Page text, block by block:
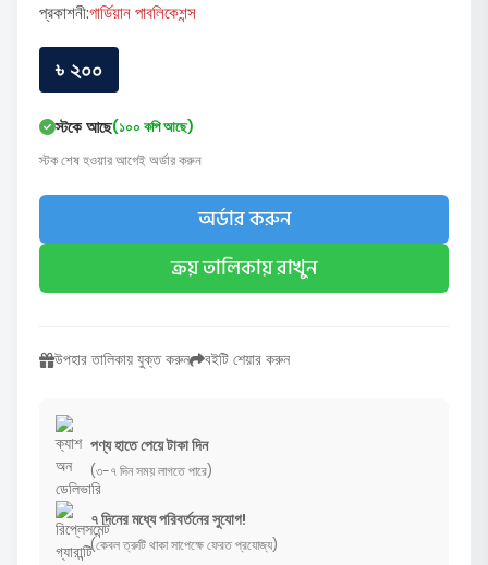
প্রকাশনী:গার্ডিয়ান পাবলিকেশন্স
৳ ২০০
স্টকে আছে(১০০ কপি আছে)
স্টক শেষ হওয়ার আগেই অর্ডার করুন
অর্ডার করুন
ক্রয় তালিকায় রাখুন
উপহার তালিকায় যুক্ত করুন বইটি শেয়ার করুন
পণ্য হাতে পেয়ে টাকা দিন
(৩-৭ দিন সময় লাগতে পারে)
৭ দিনের মধ্যে পরিবর্তনের সুযোগ!
(কেবল ত্রুটি থাকা সাপেক্ষে ফেরত প্রযোজ্য)